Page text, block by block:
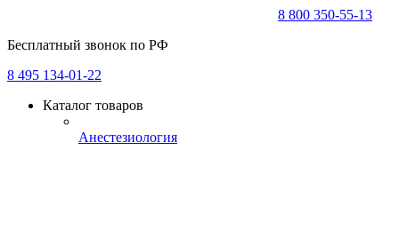
8 800 350-55-13
Бесплатный звонок по РФ
8 495 134-01-22
Каталог товаров
Анестезиология